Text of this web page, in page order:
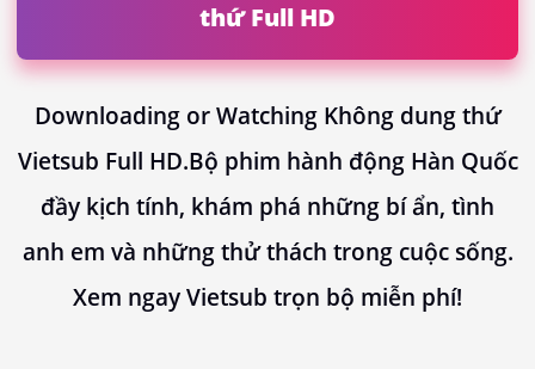
thứ Full HD
Downloading or Watching Không dung thứ
Vietsub Full HD.Bộ phim hành động Hàn Quốc
đầy kịch tính, khám phá những bí ẩn, tình
anh em và những thử thách trong cuộc sống.
Xem ngay Vietsub trọn bộ miễn phí!